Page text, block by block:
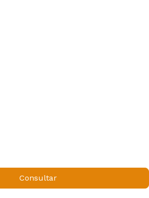
Consultar